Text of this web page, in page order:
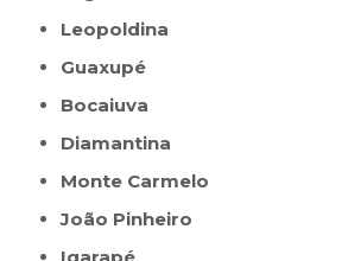
Leopoldina
Guaxupé
Bocaiuva
Diamantina
Monte Carmelo
João Pinheiro